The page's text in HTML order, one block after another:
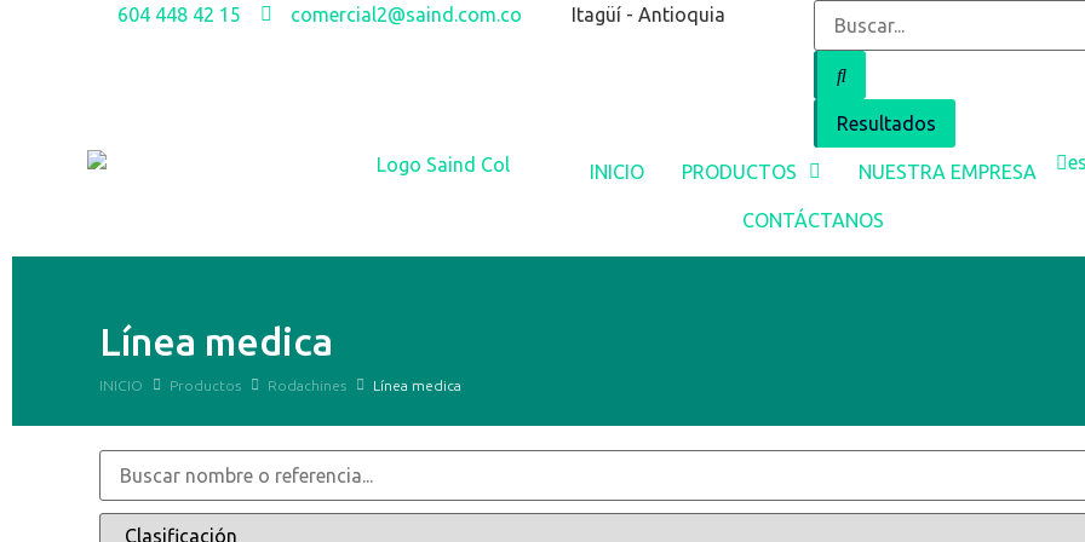
604 448 42 15 comercial2@saind.com.co Itagüí - Antioquia
Resultados
INICIO PRODUCTOS NUESTRA EMPRESA
CONTÁCTANOS
Línea medica
INICIO Productos Rodachines Línea medica